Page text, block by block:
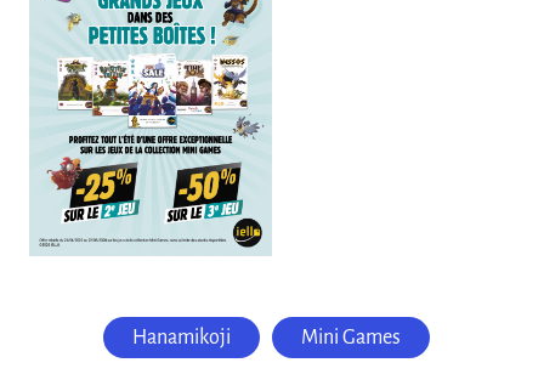
Hanamikoji Mini Games